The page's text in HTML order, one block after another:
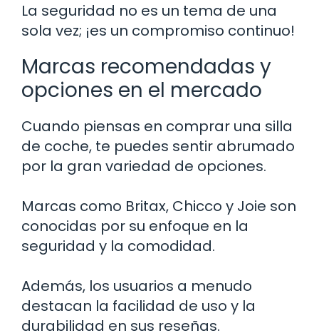
La seguridad no es un tema de una
sola vez; ¡es un compromiso continuo!
Marcas recomendadas y
opciones en el mercado
Cuando piensas en comprar una silla
de coche, te puedes sentir abrumado
por la gran variedad de opciones.
Marcas como Britax, Chicco y Joie son
conocidas por su enfoque en la
seguridad y la comodidad.
Además, los usuarios a menudo
destacan la facilidad de uso y la
durabilidad en sus reseñas.